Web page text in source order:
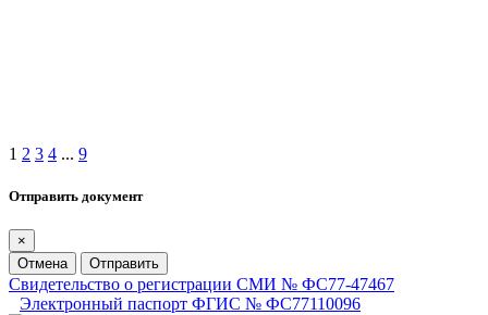
1 2 3 4 ... 9
Отправить документ
×
Отмена
Отправить
Свидетельство о регистрации СМИ № ФС77-47467
Электронный паспорт ФГИС № ФС77110096